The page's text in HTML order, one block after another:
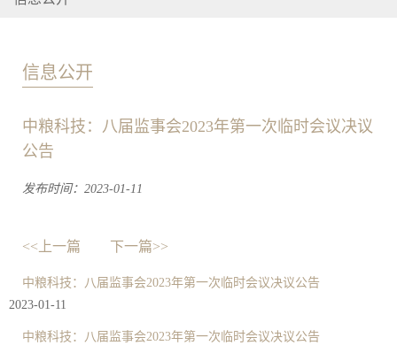
信息公开
中粮科技：八届监事会2023年第一次临时会议决议
公告
发布时间：2023-01-11
<<上一篇 下一篇>>
中粮科技：八届监事会2023年第一次临时会议决议公告
2023-01-11
中粮科技：八届监事会2023年第一次临时会议决议公告